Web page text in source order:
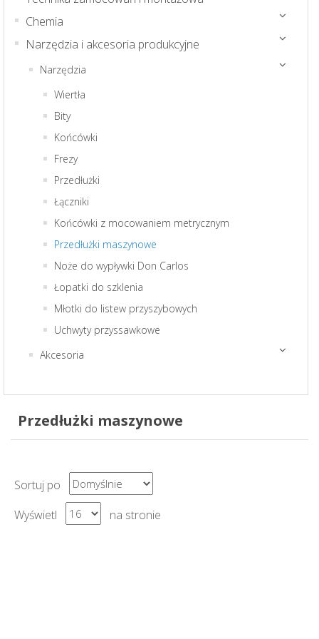
Chemia
Narzędzia i akcesoria produkcyjne
Narzędzia
Wiertła
Bity
Końcówki
Frezy
Przedłużki
Łączniki
Końcówki z mocowaniem metrycznym
Przedłużki maszynowe
Noże do wypływki Don Carlos
Łopatki do szklenia
Młotki do listew przyszybowych
Uchwyty przyssawkowe
Akcesoria
Przedłużki maszynowe
Sortuj po
Wyświetl
na stronie